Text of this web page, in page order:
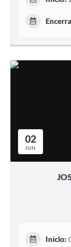
02
JUN
Início: